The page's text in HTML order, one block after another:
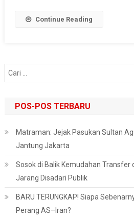
Continue Reading
POS-POS TERBARU
Matraman: Jejak Pasukan Sultan
Jantung Jakarta
Sosok di Balik Kemudahan Transfer
Jarang Disadari Publik
BARU TERUNGKAP! Siapa
Perang AS–Iran?